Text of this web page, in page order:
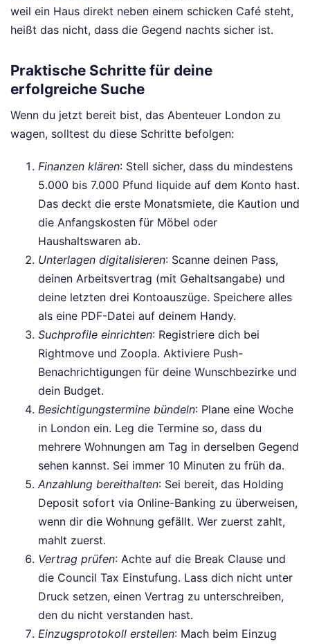
weil ein Haus direkt neben einem schicken Café steht,
heißt das nicht, dass die Gegend nachts sicher ist.
Praktische Schritte für deine
erfolgreiche Suche
Wenn du jetzt bereit bist, das Abenteuer London zu
wagen, solltest du diese Schritte befolgen:
Finanzen klären: Stell sicher, dass du mindestens
5.000 bis 7.000 Pfund liquide auf dem Konto hast.
Das deckt die erste Monatsmiete, die Kaution und
die Anfangskosten für Möbel oder
Haushaltswaren ab.
Unterlagen digitalisieren: Scanne deinen Pass,
deinen Arbeitsvertrag (mit Gehaltsangabe) und
deine letzten drei Kontoauszüge. Speichere alles
als eine PDF-Datei auf deinem Handy.
Suchprofile einrichten: Registriere dich bei
Rightmove und Zoopla. Aktiviere Push-
Benachrichtigungen für deine Wunschbezirke und
dein Budget.
Besichtigungstermine bündeln: Plane eine Woche
in London ein. Leg die Termine so, dass du
mehrere Wohnungen am Tag in derselben Gegend
sehen kannst. Sei immer 10 Minuten zu früh da.
Anzahlung bereithalten: Sei bereit, das Holding
Deposit sofort via Online-Banking zu überweisen,
wenn dir die Wohnung gefällt. Wer zuerst zahlt,
mahlt zuerst.
Vertrag prüfen: Achte auf die Break Clause und
die Council Tax Einstufung. Lass dich nicht unter
Druck setzen, einen Vertrag zu unterschreiben,
den du nicht verstanden hast.
Einzugsprotokoll erstellen: Mach beim Einzug